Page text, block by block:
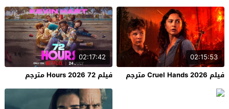
02:15:53
فيلم Cruel Hands 2026 مترجم
02:17:42
فيلم 72 Hours 2026 مترجم